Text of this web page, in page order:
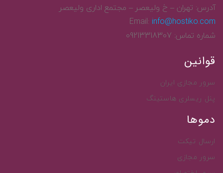
آدرس:تهران – خ ولیعصر – مجتمع اداری ولیعصر
Email:info@hostiko.com
شماره تماس:09213318307
قوانین
سرور مجازی ایران
پنل ریسلری هاستینگ
دموها
ارسال تیکت
سرور مجازی